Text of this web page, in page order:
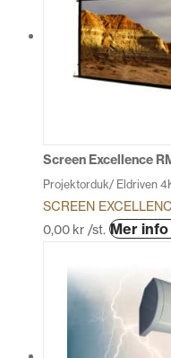
Screen Excellence
Projektorduk/ Eldriven
SCREEN
0,00 kr /st. Mer info